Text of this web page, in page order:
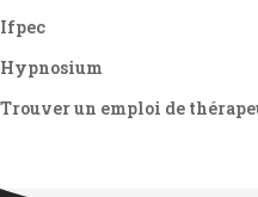
Ifpec
Hypnosium
Trouver un emploi de